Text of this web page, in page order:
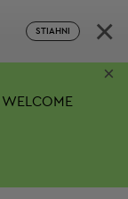
STIAHNI ×
WELCOME
×